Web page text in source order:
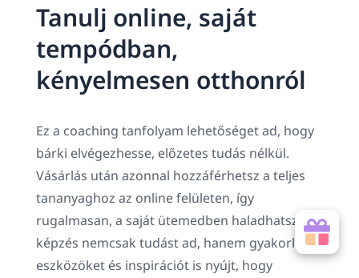
Tanulj online, saját
tempódban,
kényelmesen otthonról
Ez a coaching tanfolyam lehetőséget ad, hogy
bárki elvégezhesse, előzetes tudás nélkül.
Vásárlás után azonnal hozzáférhetsz a teljes
tananyaghoz az online felületen, így
rugalmasan, a saját ütemedben haladhatsz. A
képzés nemcsak tudást ad, hanem gyakorlati
eszközöket és inspirációt is nyújt, hogy